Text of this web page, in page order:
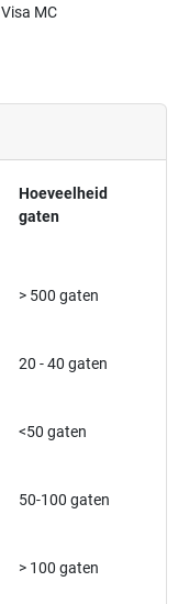
Visa MC
Hoeveelheid
gaten
> 500 gaten
20 - 40 gaten
<50 gaten
50-100 gaten
> 100 gaten